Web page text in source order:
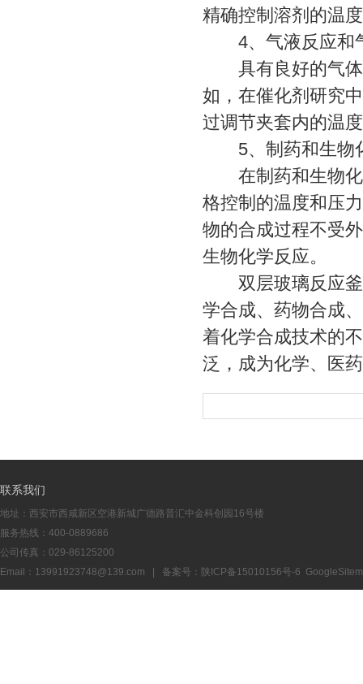
精确控制溶剂的温
4、气液反应和
具有良好的气体
如，在催化剂研究
过调节夹套内的温
5、制药和生物
在制药和生物化
格控制的温度和压
物的合成过程不受
生物化学反应。
双层玻璃反应釜
学合成、药物合成
着化学合成技术的
泛，成为化学、医
联系我们
地址：西安市西咸新区空港新城广德路普汇中金科创园16号楼
服务热线：400-0889686
公司传真：029-86125200
Email：13991923748@139.com | 备案号： 陕ICP备15010156号-6